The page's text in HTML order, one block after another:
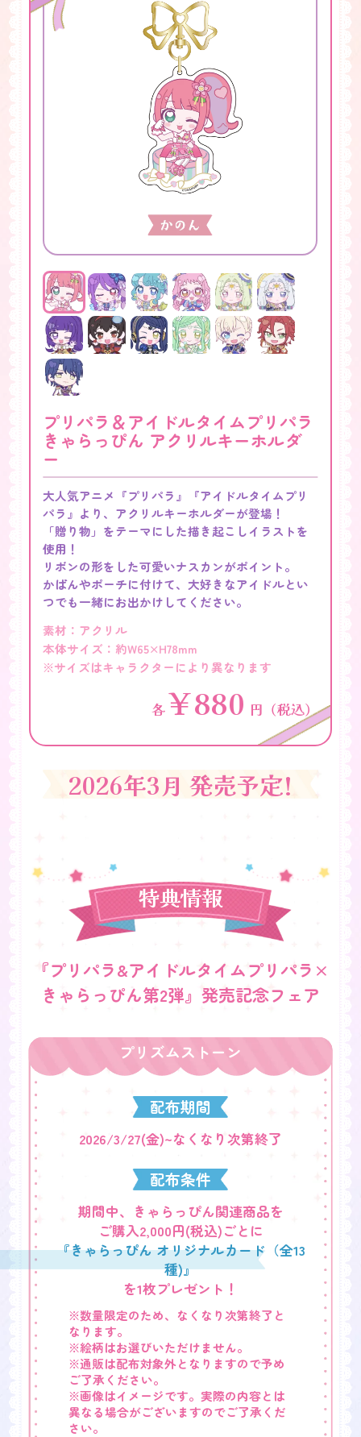
プリパラ＆アイドルタイムプリパラ
きゃらっぴん アクリルキーホルダ
ー
大人気アニメ『プリパラ』『アイドルタイムプリ
パラ』より、アクリルキーホルダーが登場！
「贈り物」をテーマにした描き起こしイラストを
使用！
リボンの形をした可愛いナスカンがポイント。
かばんやポーチに付けて、大好きなアイドルとい
つでも一緒にお出かけしてください。
素材：アクリル
本体サイズ：約W65×H78mm
※サイズはキャラクターにより異なります
各￥880 円（税込）
プリパラ＆アイドルタイムプリパラ
きゃらっぴん ゆらゆらアクリルス
タンド
大人気アニメ『プリパラ』『アイドルタイムプリ
パラ』より、アクリルスタンドが登場！
使用！
台座はキャラクター単体でも使用できるようデザ
インされているので、気分に合わせて好きな場所
に飾って、自分だけのステージを創り出してくだ
さい。
素材：アクリル
各 ￥1,100
vol.4 vol.5
プリパラ＆アイドルタイムプリパラ
きゃらっぴん トレーディングカー
ドケース
かのん、じゅのん、ぴのん、あじ
み、ジュリィ、ジャニス、
大人気アニメ『プリパラ』『アイドルタイムプリ
パラ』より、トレーディングカードケースが登
場！
大切なプリチケや、思い出のカードを可愛く収納
vol.4には、女神やあじみ、TRiANGLEのアイドル
たちがデザインされています。
大好きなアイドルのカードを、いつでも持ち歩く
ことができます。
素材：PVC
本体サイズ：70×100mm以内
BOX
vol.4 ￥5,280
単品
￥660
vol.4 vol.5
きゃらっぴん トレーディングステ
vol.4 かのん、じゅのん、ぴのん、あじ
み、ジュリィ、ジャニス
大人気アニメ『プリパラ』より、トレーディング
ステッカーが登場！
アイドルごとにダイカットデザインのステッカー
かケーキ型のデザインのステッカーのいずれかが
封入されております！
スマホや手帳など、好きな場所に貼って、いつで
も大好きなアイドルと一緒！
BOX
vol.4￥5,280円(税込)￥440円(税込)
vol.4 vol.5
きゃらっぴん トレーディングネー
vol.4 かのん、じゅのん、ぴのん、あじ
み、ジュリィ、ジャニス
大人気アニメ『プリパラ』より、トレーディング
ネームバッジが登場！
リボン型の可愛いデザインは、バッグやポーチに
つけるだけで華やかな印象に。
アイドルといつも一緒の気分で、お出かけがもっ
と楽しくなります。
素材：アクリル
本体サイズ：約W64.7×H54.4mm
BOX
vol.4 ￥4,620
単品
vol.4 vol.5
きゃらっぴん トレーディング缶バ
vol.4 かのん、じゅのん、ぴのん、あじ
み、ジュリィ、ジャニス
大人気アニメ『プリパラ』より、トレーディング
缶バッジが登場！
ホールケーキをイメージした可愛いデザインで、
あなたのコレクションを甘く彩ります。
バッグやポーチにつけて、いつでもお気に入りの
アイドルと一緒にお出かけ！
どのアイドルに出会えるかは、開けてからのお楽
本体サイズ：56mm
BOX
vol.4￥2,640円(税込)
単品
￥440円(税込)
プリパラ＆アイドルタイムプリパラ
きゃらっぴん 巾着
リパラ』より、可愛い巾着が登場！
ライブグッズやコスメ、お菓子など、色々なもの
それぞれのユニットのイメージに合わせた、カラ
いつでもお気に入りのユニットと一緒にお出かけ
素材：ポリエステル ツイル
本体サイズ：160×210mm
各￥1,430 円（税込）
vol.1 vol.2 vol.3
きゃらっぴん きゃらぷくシール
らぁら、みれぃ、そふぃ、のん、ち
り、ペッパー、かのん、じゅのん、
ぴのん、ジュリィ、ジャニス
大人気アニメ『プリパラ』と『アイドルタイムプ
リパラ』より、きゃらぷくシールが登場！
『きゃらっぴん』の可愛いイラストで描かれたキ
ャラクター達が大集合！
お気に入りのシール帳などに貼って楽しめます！
素材：PVC、PE
本体サイズ:(約)W65mm×H185mm
￥660 円（税込）
2026年3月 発売予定!
特典情報
『プリパラ&アイドルタイムプリパラ×
きゃらっぴん第2弾』発売記念フェア
プリズムストーン
配布期間
2026/3/27(金)~なくなり次第終了
配布条件
期間中、きゃらっぴん関連商品を
ご購入2,000円(税込)ごとに
『きゃらっぴん オリジナルカード（全13
種)』
を1枚プレゼント！
※数量限定のため、なくなり次第終了と
なります。
※絵柄はお選びいただけません。
※通販は配布対象外となりますので予め
ご了承ください。
※画像はイメージです。実際の内容とは
異なる場合がございますのでご了承くだ
さい。